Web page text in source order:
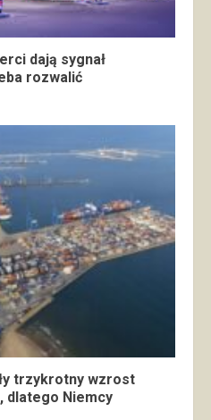
dają sygnał
rozwalić
trzykrotny wzrost
dlatego Niemcy